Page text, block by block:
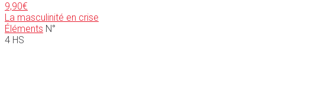
9,90€
La masculinité en crise
Éléments N°
4 HS